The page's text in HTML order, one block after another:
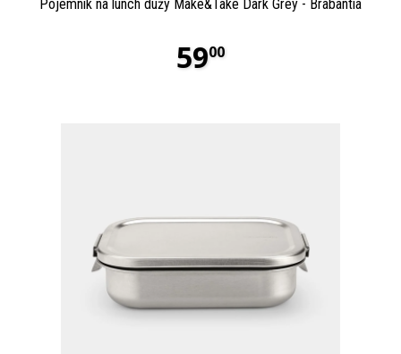
Pojemnik na lunch duży Make&Take Dark Grey - Brabantia
5900